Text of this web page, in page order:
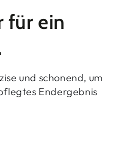
für ein
und schonend, um
Endergebnis